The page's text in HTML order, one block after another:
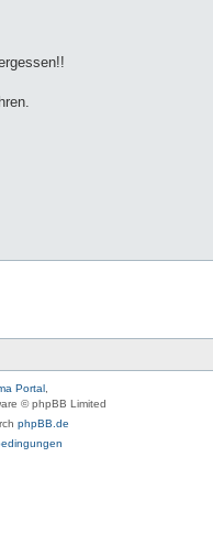
Portal
© phpBB Limited
phpBB.de